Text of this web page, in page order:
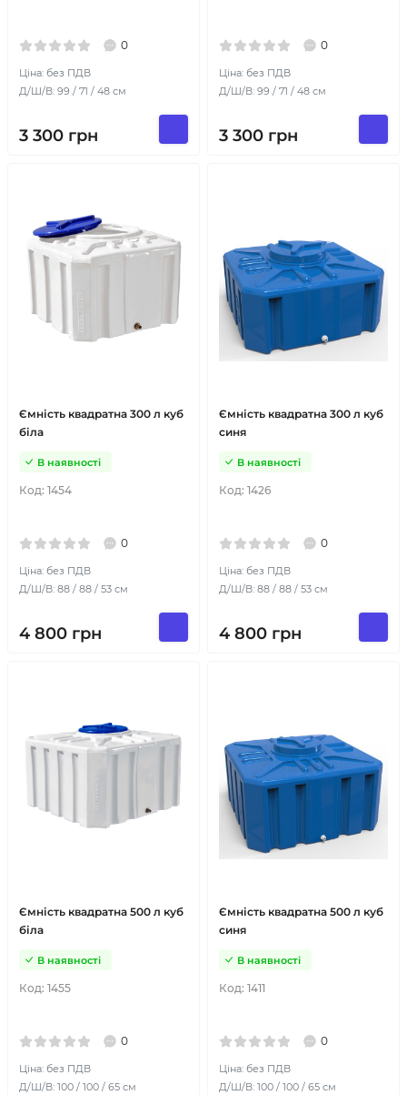
0
Ціна: без ПДВ
Д/Ш/В: 99 / 71 / 48 см
3 300 грн
0
Ціна: без ПДВ
Д/Ш/В: 99 / 71 / 48 см
3 300 грн
Ємність квадратна 300 л куб
біла
Код: 1454
В наявності
0
Ціна: без ПДВ
Д/Ш/В: 88 / 88 / 53 см
4 800 грн
Ємність квадратна 300 л куб
синя
Код: 1426
В наявності
0
Ціна: без ПДВ
Д/Ш/В: 88 / 88 / 53 см
4 800 грн
Ємність квадратна 500 л куб
біла
Код: 1455
В наявності
0
Ціна: без ПДВ
Д/Ш/В: 100 / 100 / 65 см
Ємність квадратна 500 л куб
синя
Код: 1411
В наявності
0
Ціна: без ПДВ
Д/Ш/В: 100 / 100 / 65 см